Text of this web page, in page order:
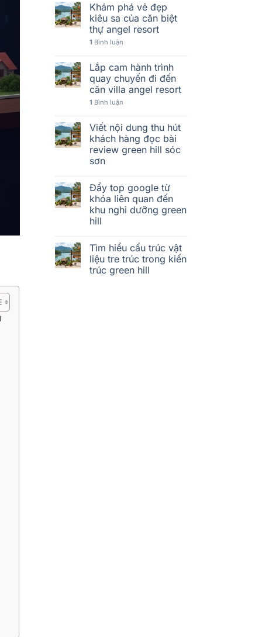
Khám phá vẻ đẹp
kiêu sa của căn biệt
thự angel resort
1 Bình luận
Lắp cam hành trình
quay chuyến đi đến
căn villa angel resort
1 Bình luận
Viết nội dung thu hút
khách hàng đọc bài
review green hill sóc
sơn
Đẩy top google từ
khóa liên quan đến
khu nghỉ dưỡng green
hill
Tìm hiểu cấu trúc vật
liệu tre trúc trong kiến
trúc green hill